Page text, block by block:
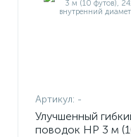
Артикул: -
Улучшенный
поводок HP 3 м